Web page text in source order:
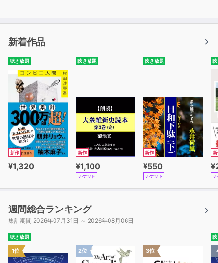
新着作品
聴き放題
新作
¥1,320
聴き放題
新作
¥1,100
チケット
聴き放題
新作
¥550
チケット
聴
新
チ
週間総合ランキング
集計期間 2026年07月31日 ～ 2026年08月06日
聴き放題
1位 2位 3位
聴